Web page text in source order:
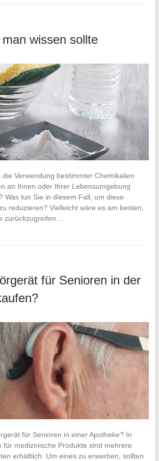
wissen sollte
Verwendung bestimmter Chemikalien
an Ihnen oder Ihrer Lebensumgebung
Was tun Sie in diesem Fall, um diese
reduzieren? Vielleicht wäre es am besten,
zurückzugreifen…
für Senioren in der
für Senioren in einer Apotheke? In
für medizinische Produkte sind mehrere
erhältlich. Um eines zu erwerben, sollten